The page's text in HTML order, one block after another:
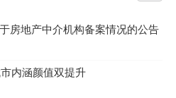
房地产中介机构备案情况的公告
内涵颜值双提升